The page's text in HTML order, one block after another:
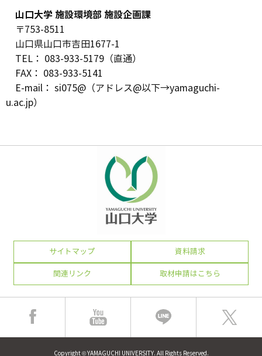
山口大学 施設環境部 施設企画課
〒753-8511
山口県山口市吉田1677-1
TEL： 083-933-5179（直通）
FAX： 083-933-5141
E-mail： si075@（アドレス@以下→yamaguchi-
u.ac.jp）
サイトマップ 資料請求
関連リンク 取材申請はこちら
Copyright © YAMAGUCHI UNIVERSITY. All Rights Reserved.